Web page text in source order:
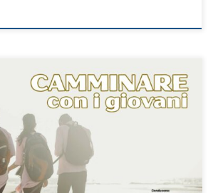
sono il presente! Don Roberto e
cuore del XXIX Convegno nazionale di
si è svolto a Specchiolla (Brindisi) dal 31
con il titolo: “Va’ e accostati”. In un
[…]